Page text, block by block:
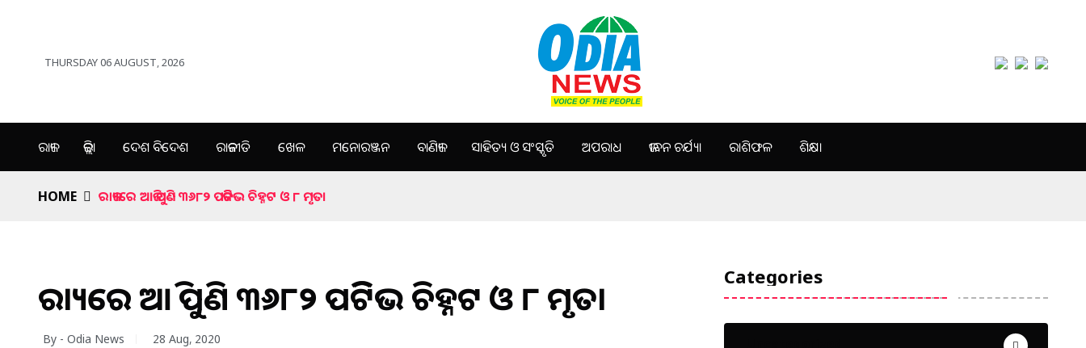
THURSDAY 06 AUGUST, 2026
ରାଜ୍ୟ ଜିଲ୍ଲା ଦେଶ ବିଦେଶ ରାଜନୀତି ଖେଳ ମନୋରଞ୍ଜନ ବାଣିଜ୍ୟ ସାହିତ୍ୟ ଓ ସଂସ୍କୃତି ଅପରାଧ ଜୀବନ ଚର୍ଯ୍ୟା ରାଶିଫଳ ଶିକ୍ଷା
HOME ରାଜ୍ୟରେ ଆଜି ପୁଣି ୩୬୮୨ ପଜିଟିଭ ଚିହ୍ନଟ ଓ ୮ ମୃତ।
ରାଜ୍ୟରେ ଆଜି ପୁଣି ୩୬୮୨ ପଜିଟିଭ ଚିହ୍ନଟ ଓ ୮ ମୃତ।
By - Odia News 28 Aug, 2020
Categories